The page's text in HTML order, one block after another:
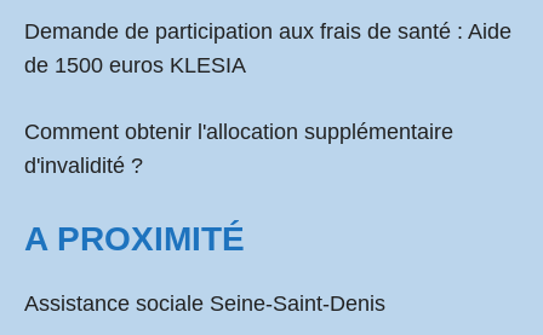
Demande de participation aux frais de santé : Aide
de 1500 euros KLESIA
Comment obtenir l'allocation supplémentaire
d'invalidité ?
A PROXIMITÉ
Assistance sociale Seine-Saint-Denis